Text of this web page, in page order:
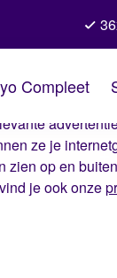
wij ervoor dat
ze je
zien op en
je ook onze
Compleet